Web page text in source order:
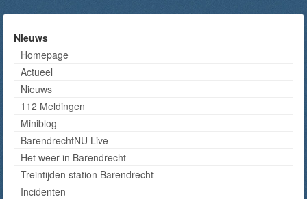
Nieuws
Homepage
Actueel
Nieuws
112 Meldingen
Miniblog
BarendrechtNU Live
Het weer in Barendrecht
Treintijden station Barendrecht
Incidenten